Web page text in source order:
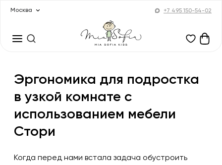
Москва +7 495 150-54-02
Эргономика для подростка
в узкой комнате с
использованием мебели
Стори
Когда перед нами встала задача обустроить